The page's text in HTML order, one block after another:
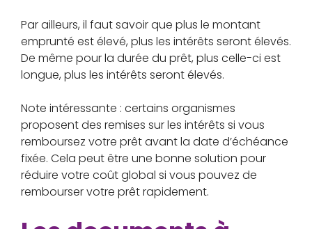
Par ailleurs, il faut savoir que plus le montant
emprunté est élevé, plus les intérêts seront élevés.
De même pour la durée du prêt, plus celle-ci est
longue, plus les intérêts seront élevés.
Note intéressante : certains organismes
proposent des remises sur les intérêts si vous
remboursez votre prêt avant la date d’échéance
fixée. Cela peut être une bonne solution pour
réduire votre coût global si vous pouvez de
rembourser votre prêt rapidement.